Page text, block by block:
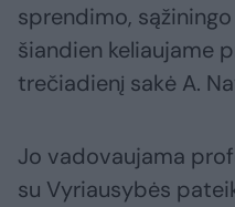
sprendimo,
šiandien keliaujame
trečiadienį sakė A.
Jo vadovaujama
su Vyriausybės